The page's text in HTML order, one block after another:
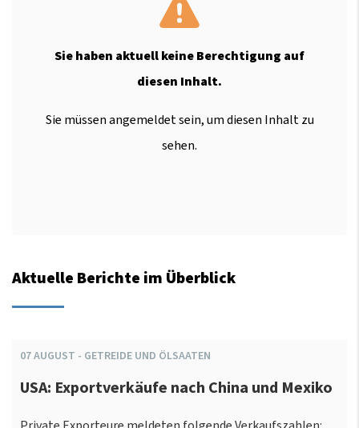
Sie haben aktuell keine Berechtigung auf
diesen Inhalt.
Sie müssen angemeldet sein, um diesen Inhalt zu
sehen.
Aktuelle Berichte im Überblick
07AUGUST - GETREIDE UND ÖLSAATEN
USA: Exportverkäufe nach China und Mexiko